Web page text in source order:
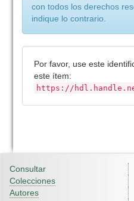
con todos los derechos
indique lo contrario.
Por favor, use este
este ítem:
https://
Consultar
Colecciones
Autores